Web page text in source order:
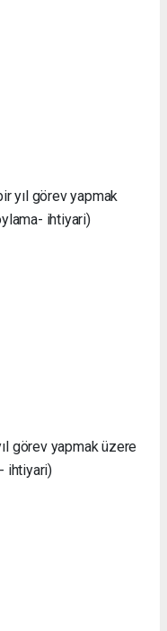
yıl görev yapmak
ihtiyari)
görev yapmak üzere
ihtiyari)